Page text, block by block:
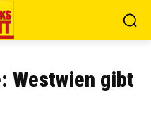
Westwien gibt